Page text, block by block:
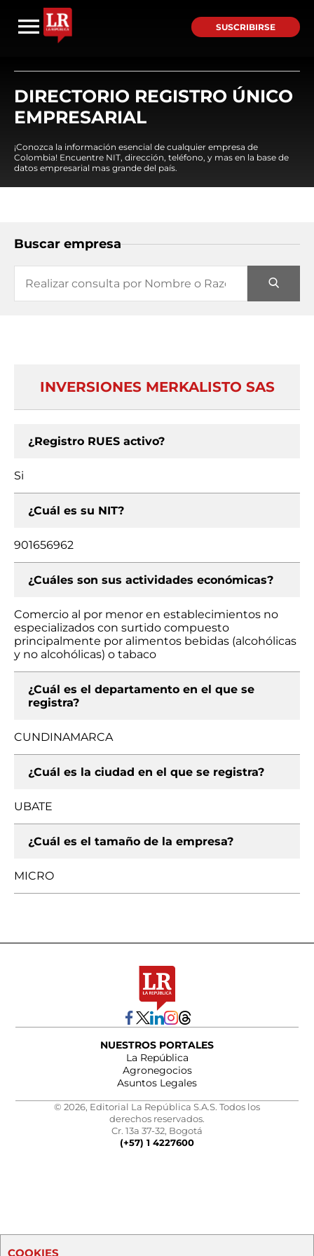
SUSCRIBIRSE
DIRECTORIO REGISTRO ÚNICO
EMPRESARIAL
¡Conozca la información esencial de cualquier empresa de
Colombia! Encuentre NIT, dirección, teléfono, y mas en la base de
datos empresarial mas grande del país.
Buscar empresa
INVERSIONES MERKALISTO SAS
¿Registro RUES activo?
Si
¿Cuál es su NIT?
901656962
¿Cuáles son sus actividades económicas?
Comercio al por menor en establecimientos no
especializados con surtido compuesto
principalmente por alimentos bebidas (alcohólicas
y no alcohólicas) o tabaco
¿Cuál es el departamento en el que se
registra?
CUNDINAMARCA
¿Cuál es la ciudad en el que se registra?
UBATE
¿Cuál es el tamaño de la empresa?
MICRO
NUESTROS PORTALES
La República
Agronegocios
Asuntos Legales
© 2026, Editorial La República S.A.S. Todos los
derechos reservados.
Cr. 13a 37-32, Bogotá
(+57) 1 4227600
COOKIES